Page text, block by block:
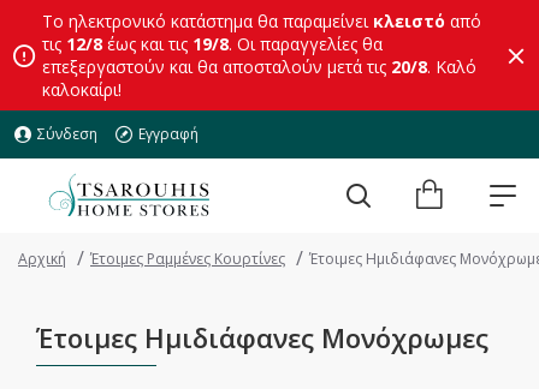
Το ηλεκτρονικό κατάστημα θα παραμείνει κλειστό από
τις 12/8 έως και τις 19/8. Οι παραγγελίες θα
επεξεργαστούν και θα αποσταλούν μετά τις 20/8. Καλό
καλοκαίρι!
Σύνδεση Εγγραφή
Αρχική Έτοιμες Ραμμένες Κουρτίνες Έτοιμες Ημιδιάφανες
Έτοιμες Ημιδιάφανες Μονόχρωμες